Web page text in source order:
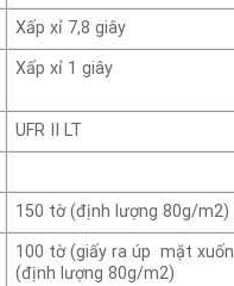
Xấp xỉ 7,8 giây
Xấp xỉ 1 giây
UFR II LT
150 tờ (định lượng 80g/m2)
100 tờ (giấy ra úp mặt
(định lượng 80g/m2)